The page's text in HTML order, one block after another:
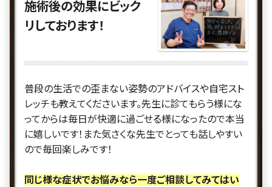
施術後の効果にビック
リしております！
普段の生活での歪まない姿勢のアドバイスや自宅スト
レッチも教えてくださいます。先生に診てもらう様にな
ってからは毎日が快適に過ごせる様になったので本当
に嬉しいです！また気さくな先生でとっても話しやすい
ので毎回楽しみです！
同じ様な症状でお悩みなら一度ご相談してみてはい